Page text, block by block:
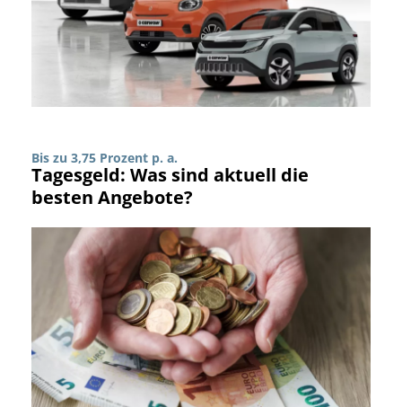
Bis zu 3,75 Prozent p. a.
Tagesgeld: Was sind aktuell die
besten Angebote?